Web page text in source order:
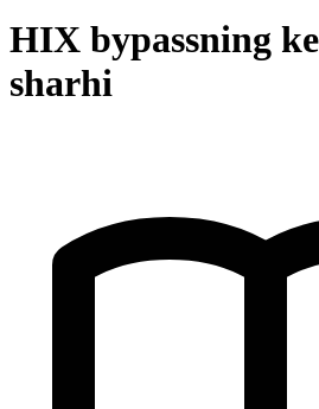
HIX bypassning
sharhi